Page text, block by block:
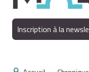
Inscription à la